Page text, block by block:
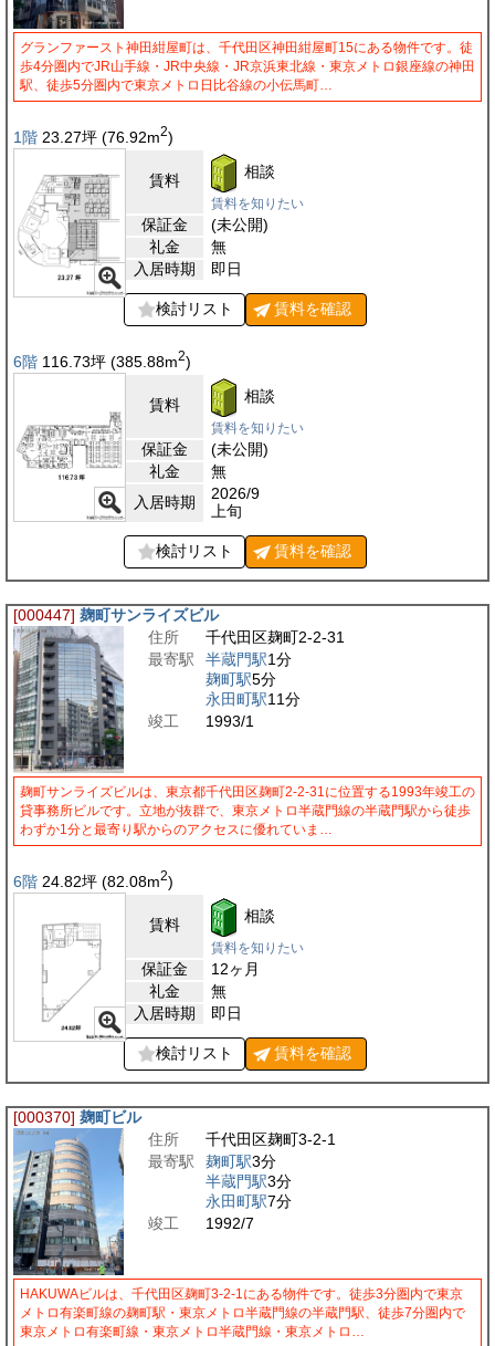
グランファースト神田紺屋町は、千代田区神田紺屋町15にある物件です。徒
歩4分圏内でJR山手線・JR中央線・JR京浜東北線・東京メトロ銀座線の神田
駅、徒歩5分圏内で東京メトロ日比谷線の小伝馬町…
1階 23.27坪 (76.92m2)
賃料 相談
賃料を知りたい
保証金
(未公開)
礼金
無
入居時期
即日
検討リスト 賃料を確認
6階 116.73坪 (385.88m2)
賃料 相談
賃料を知りたい
保証金
(未公開)
礼金
無
入居時期
2026/9
上旬
検討リスト 賃料を確認
[000447] 麹町サンライズビル
住所
千代田区麹町2-2-31
最寄駅
半蔵門駅1分
麹町駅5分
永田町駅11分
竣工
1993/1
麹町サンライズビルは、東京都千代田区麹町2-2-31に位置する1993年竣工の
貸事務所ビルです。立地が抜群で、東京メトロ半蔵門線の半蔵門駅から徒歩
わずか1分と最寄り駅からのアクセスに優れていま…
6階 24.82坪 (82.08m2)
賃料 相談
賃料を知りたい
保証金
12ヶ月
礼金
無
入居時期
即日
検討リスト 賃料を確認
[000370] 麹町ビル
住所
千代田区麹町3-2-1
最寄駅
麹町駅3分
半蔵門駅3分
永田町駅7分
竣工
1992/7
HAKUWAビルは、千代田区麹町3-2-1にある物件です。徒歩3分圏内で東京
メトロ有楽町線の麹町駅・東京メトロ半蔵門線の半蔵門駅、徒歩7分圏内で
東京メトロ有楽町線・東京メトロ半蔵門線・東京メトロ…